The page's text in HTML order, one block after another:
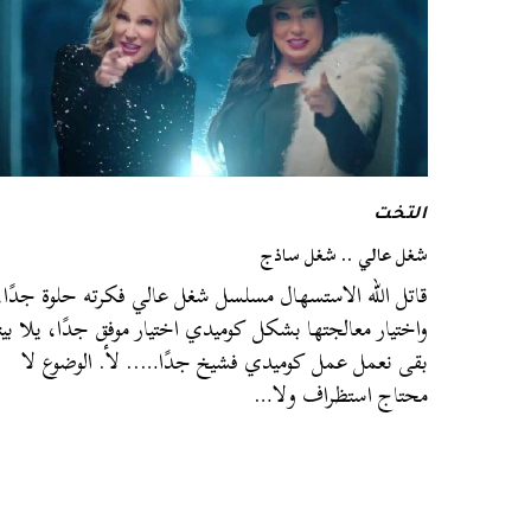
التخت
شغل عالي .. شغل ساذج
قاتل الله الاستسهال مسلسل شغل عالي فكرته حلوة
واختيار معالجتها بشكل كوميدي اختيار موفق جدًا، يلا
بقى نعمل عمل كوميدي فشيخ جدًا….. لأ. الوضوع لا
محتاج استظراف ولا…